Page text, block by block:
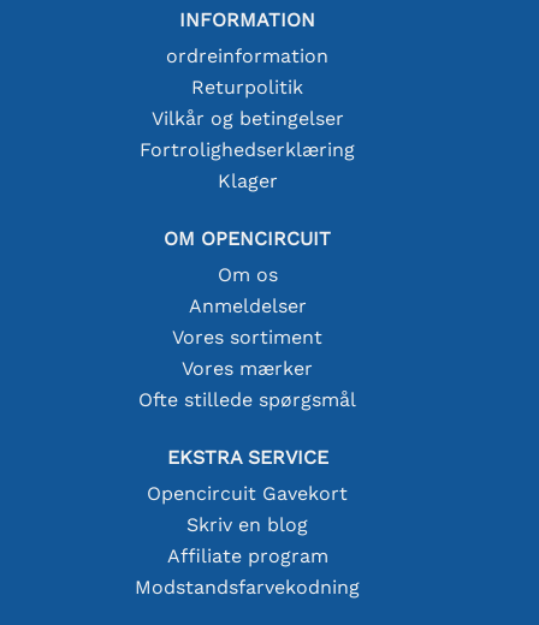
INFORMATION
ordreinformation
Returpolitik
Vilkår og betingelser
Fortrolighedserklæring
Klager
OM OPENCIRCUIT
Om os
Anmeldelser
Vores sortiment
Vores mærker
Ofte stillede spørgsmål
EKSTRA SERVICE
Opencircuit Gavekort
Skriv en blog
Affiliate program
Modstandsfarvekodning